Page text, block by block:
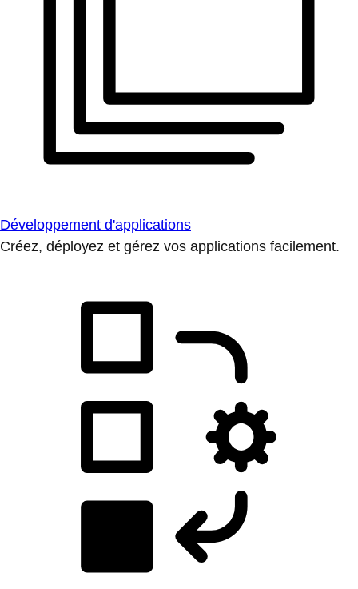
Développement d'applications
Créez, déployez et gérez vos applications facilement.